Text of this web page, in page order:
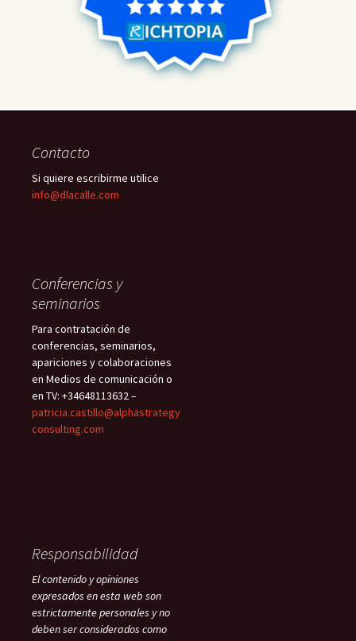
Contacto
Si quiere escribirme utilice
info@dlacalle.com
Conferencias y
seminarios
Para contratación de
conferencias, seminarios,
apariciones y colaboraciones
en Medios de comunicación o
en TV: +34648113632 –
patricia.castillo@alphastrategy
consulting.com
Responsabilidad
El contenido y opiniones
expresados en esta web son
estrictamente personales y no
deben ser considerados como